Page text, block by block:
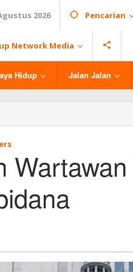
2026 Pencarian
Network Media
Hidup Jalan Jalan